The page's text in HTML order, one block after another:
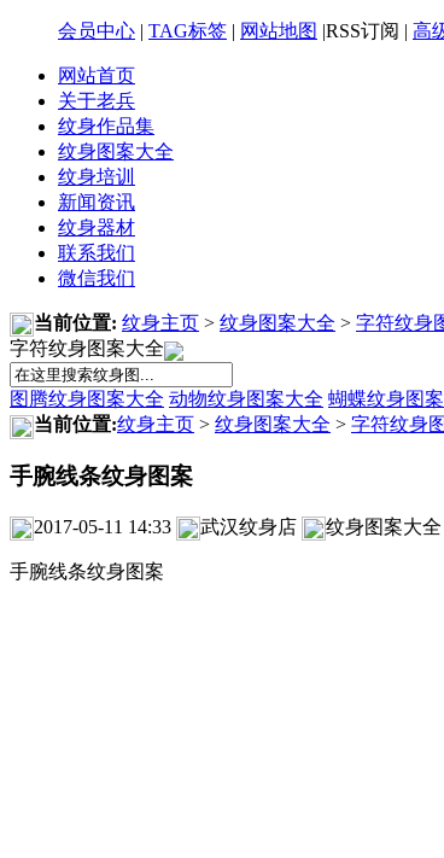
会员中心 | TAG标签 | 网站地图 |RSS订阅 | 高
网站首页
关于老兵
纹身作品集
纹身图案大全
纹身培训
新闻资讯
纹身器材
联系我们
微信我们
当前位置: 纹身主页 > 纹身图案大全 > 字符纹身
字符纹身图案大全
图腾纹身图案大全 动物纹身图案大全 蝴蝶纹身图
当前位置:纹身主页 > 纹身图案大全 > 字符纹身
手腕线条纹身图案
2017-05-11 14:33 武汉纹身店 纹身图案大全
手腕线条纹身图案